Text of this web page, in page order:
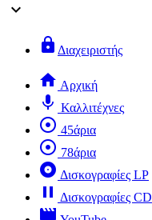
keyboard_arrow_down
lock Διαχειριστής
home Αρχική
mic Καλλιτέχνες
adjust 45άρια
adjust 78άρια
album Δισκογραφίες LP
pause Δισκογραφίες CD
movie